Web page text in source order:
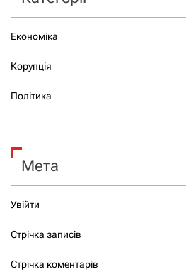
Економіка
Корупція
Політика
Мета
Увійти
Стрічка записів
Стрічка коментарів